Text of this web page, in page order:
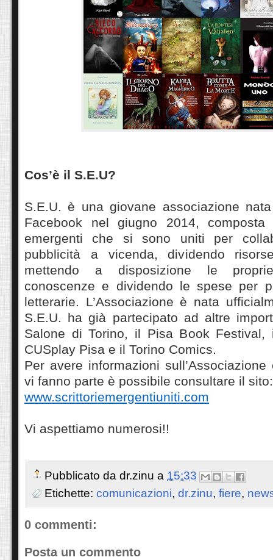
Cos’è il S.E.U?
S.E.U. è una giovane associazione
Facebook nel giugno 2014,
emergenti che si sono uniti per
pubblicità a vicenda, dividendo
mettendo a disposizione le
conoscenze e dividendo le spese per
letterarie. L’Associazione è nata
S.E.U. ha già partecipato ad altre
Salone di Torino, il Pisa Book
CUSplay Pisa e il Torino Comics.
Per avere informazioni
vi fanno parte è possibile consultare il sito:
www.scrittoriemergentiuniti.com
Vi aspettiamo numerosi!!
Pubblicato da dr.zinu a 15:33
Etichette: comunicazioni, dr.zinu, fiere,
0 commenti:
Posta un commento